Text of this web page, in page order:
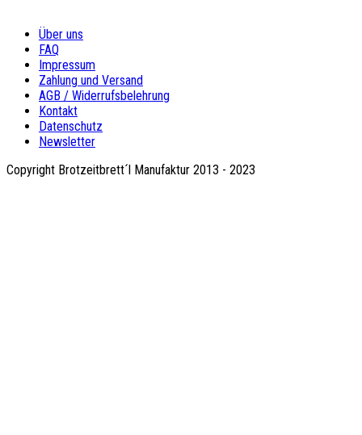
Über uns
FAQ
Impressum
Zahlung und Versand
AGB / Widerrufsbelehrung
Kontakt
Datenschutz
Newsletter
Copyright Brotzeitbrett´l Manufaktur 2013 - 2023